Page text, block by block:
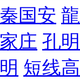
秦国安
庄 孔
短线